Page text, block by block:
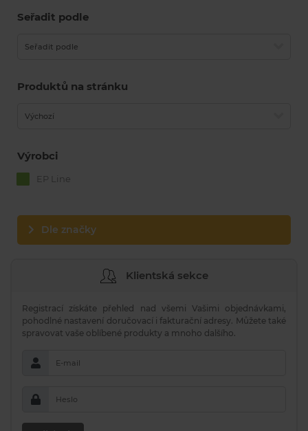
Seřadit podle
Seřadit podle
Produktů na stránku
Výchozí
Výrobci
EP Line
Dle značky
Klientská sekce
Registrací získáte přehled nad všemi Vašimi objednávkami,
pohodlné nastavení doručovací i fakturační adresy. Můžete také
spravovat vaše oblíbené produkty a mnoho dalšího.
E-mail
Heslo